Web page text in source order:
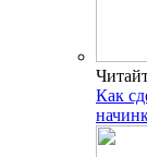
Как